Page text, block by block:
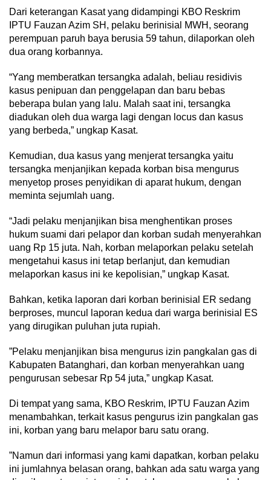
Dari keterangan Kasat yang didampingi KBO Reskrim
IPTU Fauzan Azim SH, pelaku berinisial MWH, seorang
perempuan paruh baya berusia 59 tahun, dilaporkan oleh
dua orang korbannya.
“Yang memberatkan tersangka adalah, beliau residivis
kasus penipuan dan penggelapan dan baru bebas
beberapa bulan yang lalu. Malah saat ini, tersangka
diadukan oleh dua warga lagi dengan locus dan kasus
yang berbeda,” ungkap Kasat.
Kemudian, dua kasus yang menjerat tersangka yaitu
tersangka menjanjikan kepada korban bisa mengurus
menyetop proses penyidikan di aparat hukum, dengan
meminta sejumlah uang.
“Jadi pelaku menjanjikan bisa menghentikan proses
hukum suami dari pelapor dan korban sudah menyerahkan
uang Rp 15 juta. Nah, korban melaporkan pelaku setelah
mengetahui kasus ini tetap berlanjut, dan kemudian
melaporkan kasus ini ke kepolisian,” ungkap Kasat.
Bahkan, ketika laporan dari korban berinisial ER sedang
berproses, muncul laporan kedua dari warga berinisial ES
yang dirugikan puluhan juta rupiah.
”Pelaku menjanjikan bisa mengurus izin pangkalan gas di
Kabupaten Batanghari, dan korban menyerahkan uang
pengurusan sebesar Rp 54 juta,” ungkap Kasat.
Di tempat yang sama, KBO Reskrim, IPTU Fauzan Azim
menambahkan, terkait kasus pengurus izin pangkalan gas
ini, korban yang baru melapor baru satu orang.
”Namun dari informasi yang kami dapatkan, korban pelaku
ini jumlahnya belasan orang, bahkan ada satu warga yang